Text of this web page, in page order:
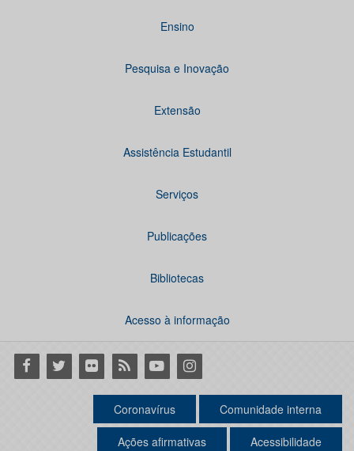
Ensino
Pesquisa e Inovação
Extensão
Assistência Estudantil
Serviços
Publicações
Bibliotecas
Acesso à informação
Facebook
Twitter Flickr RSS YoutubeInstagram
Coronavírus Comunidade interna
Ações afirmativas Acessibilidade